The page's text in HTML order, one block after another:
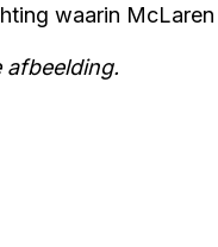
waarin
afbeelding.